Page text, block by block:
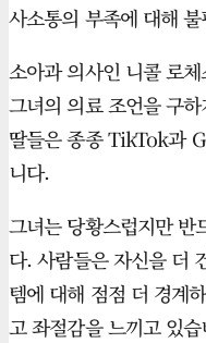
사소통의 부족에 대해
소아과 의사인 니콜 로
그녀의 의료 조언을 구
딸들은 종종 TikTok과
니다.
그녀는 당황스럽지만 반
다. 사람들은 자신을 더
템에 대해 점점 더 경계
고 좌절감을 느끼고 있